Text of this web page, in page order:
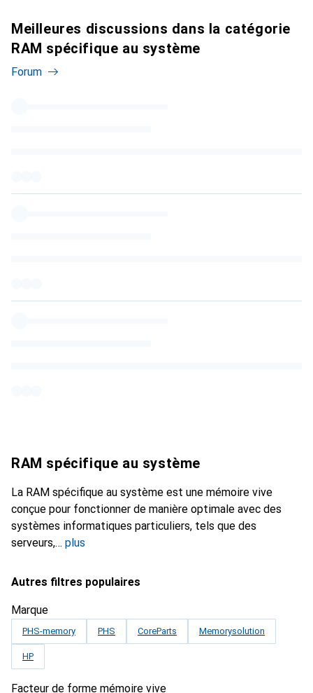
Meilleures discussions dans la catégorie
RAM spécifique au système
Forum
RAM spécifique au système
La RAM spécifique au système est une mémoire vive
conçue pour fonctionner de manière optimale avec des
systèmes informatiques particuliers, tels que des
serveurs,
plus
Autres filtres populaires
Marque
PHS-memory PHS CoreParts Memorysolution
HP
Facteur de forme mémoire vive